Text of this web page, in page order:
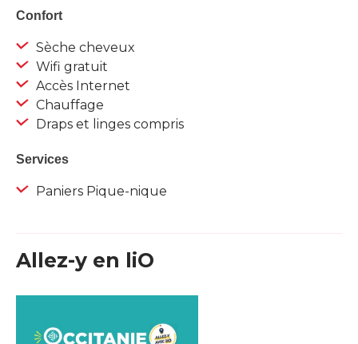
Confort
Sèche cheveux
Wifi gratuit
Accès Internet
Chauffage
Draps et linges compris
Services
Paniers Pique-nique
Allez-y en liO